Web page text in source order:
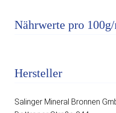
Nährwerte pro
Hersteller
Salinger Mineral Bronnen